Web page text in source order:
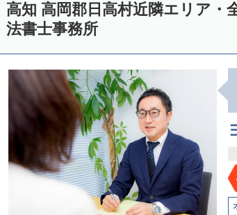
高知 高岡郡日高村近隣エリア・
法書士事務所